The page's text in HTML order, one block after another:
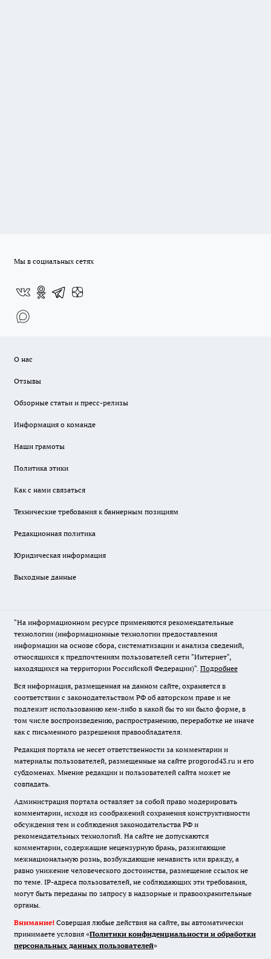
Мы в социальных сетях
О нас
Отзывы
Обзорные статьи и пресс-релизы
Информация о команде
Наши грамоты
Политика этики
Как с нами связаться
Технические требования к баннерным позициям
Редакционная политика
Юридическая информация
Выходные данные
"На информационном ресурсе применяются рекомендательные
технологии (информационные технологии предоставления
информации на основе сбора, систематизации и анализа сведений,
относящихся к предпочтениям пользователей сети "Интернет",
находящихся на территории Российской Федерации)". Подробнее
Вся информация, размещенная на данном сайте, охраняется в
соответствии с законодательством РФ об авторском праве и не
подлежит использованию кем-либо в какой бы то ни было форме, в
том числе воспроизведению, распространению, переработке не иначе
как с письменного разрешения правообладателя.
Редакция портала не несет ответственности за комментарии и
материалы пользователей, размещенные на сайте progorod43.ru и его
субдоменах. Мнение редакции и пользователей сайта может не
совпадать.
Администрация портала оставляет за собой право модерировать
комментарии, исходя из соображений сохранения конструктивности
обсуждения тем и соблюдения законодательства РФ и
рекомендательных технологий. На сайте не допускаются
комментарии, содержащие нецензурную брань, разжигающие
межнациональную рознь, возбуждающие ненависть или вражду, а
равно унижение человеческого достоинства, размещение ссылок не
по теме. IP-адреса пользователей, не соблюдающих эти требования,
могут быть переданы по запросу в надзорные и правоохранительные
органы.
Внимание! Совершая любые действия на сайте, вы автоматически
принимаете условия «Политики конфиденциальности и обработки
персональных данных пользователей»